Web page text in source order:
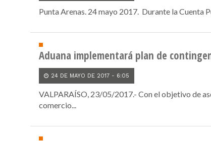
Punta Arenas. 24 mayo 2017. Durante la Cuenta
Aduana implementará plan de
24 DE MAYO DE 2017 - 6:05
VALPARAÍSO, 23/05/2017.- Con el objetivo de
comercio...